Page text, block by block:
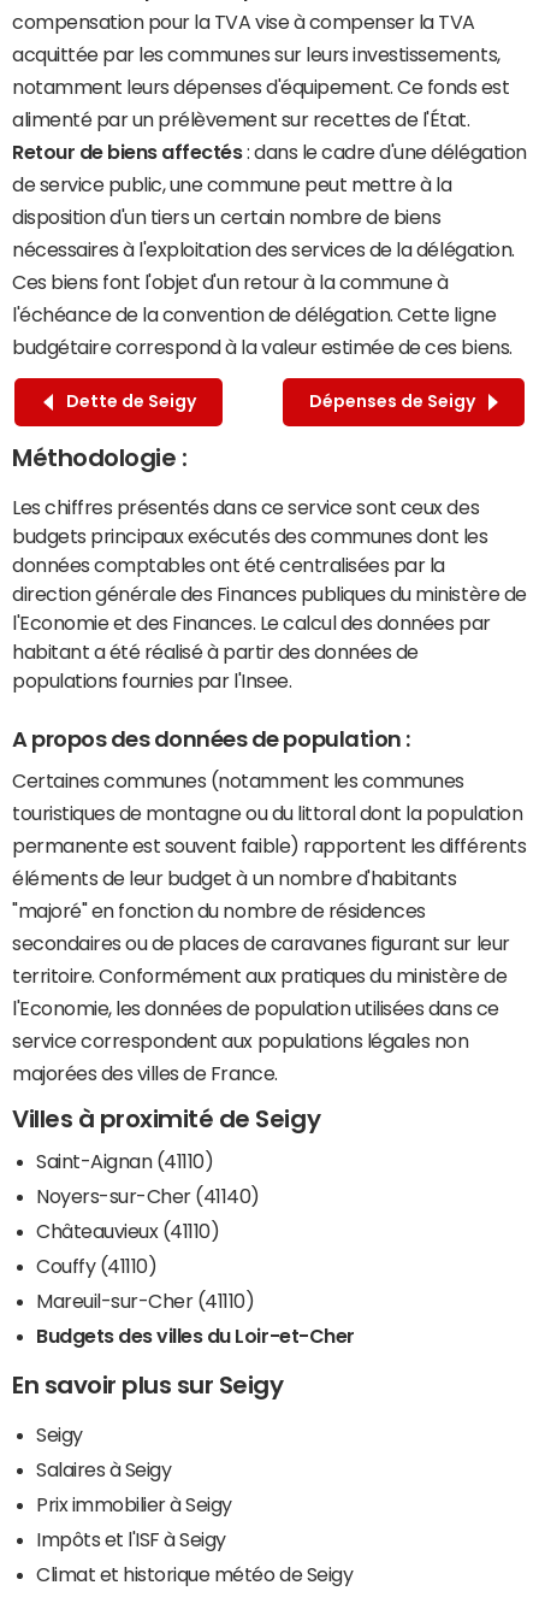
compensation pour la TVA vise à compenser la TVA
acquittée par les communes sur leurs investissements,
notamment leurs dépenses d'équipement. Ce fonds est
alimenté par un prélèvement sur recettes de l'État.
Retour de biens affectés: dans le cadre d'une délégation
de service public, une commune peut mettre à la
disposition d'un tiers un certain nombre de biens
nécessaires à l'exploitation des services de la délégation.
Ces biens font l'objet d'un retour à la commune à
l'échéance de la convention de délégation. Cette ligne
budgétaire correspond à la valeur estimée de ces biens.
Dette de Seigy Dépenses de Seigy
Méthodologie :
Les chiffres présentés dans ce service sont ceux des
budgets principaux exécutés des communes dont les
données comptables ont été centralisées par la
direction générale des Finances publiques du ministère de
l'Economie et des Finances. Le calcul des données par
habitant a été réalisé à partir des données de
populations fournies par l'Insee.
A propos des données de population :
Certaines communes (notamment les communes
touristiques de montagne ou du littoral dont la population
permanente est souvent faible) rapportent les différents
éléments de leur budget à un nombre d'habitants
"majoré" en fonction du nombre de résidences
secondaires ou de places de caravanes figurant sur leur
territoire. Conformément aux pratiques du ministère de
l'Economie, les données de population utilisées dans ce
service correspondent aux populations légales non
majorées des villes de France.
Villes à proximité de Seigy
Saint-Aignan (41110)
Noyers-sur-Cher (41140)
Châteauvieux (41110)
Couffy (41110)
Mareuil-sur-Cher (41110)
Budgets des villes du Loir-et-Cher
En savoir plus sur Seigy
Seigy
Salaires à Seigy
Prix immobilier à Seigy
Impôts et l'ISF à Seigy
Climat et historique météo de Seigy